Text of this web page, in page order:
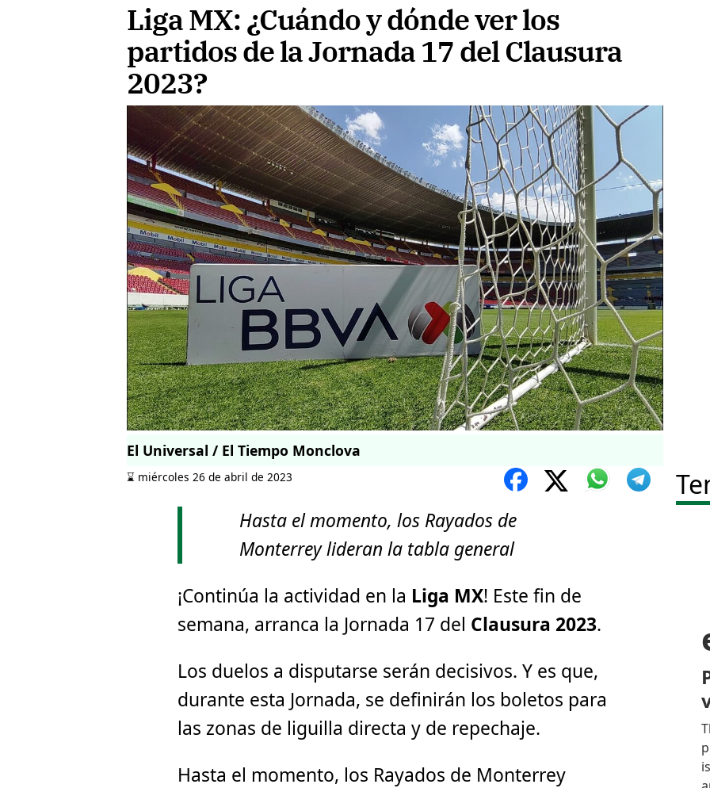
Liga MX: ¿Cuándo y dónde ver los
partidos de la Jornada 17 del Clausura
2023?
El Universal / El Tiempo Monclova
⌛️ miércoles 26 de abril de 2023
Hasta el momento, los Rayados de
Monterrey lideran la tabla general
¡Continúa la actividad en la Liga MX! Este fin de
semana, arranca la Jornada 17 del Clausura 2023.
Los duelos a disputarse serán decisivos. Y es que,
durante esta Jornada, se definirán los boletos para
las zonas de liguilla directa y de repechaje.
Hasta el momento, los Rayados de Monterrey